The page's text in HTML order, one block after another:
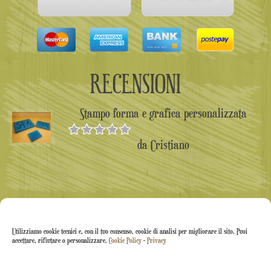
Utilizziamo cookie tecnici e, con il tuo consenso, cookie di analisi per migliorare il sito. Puoi
accettare, rifiutare o personalizzare. Cookie Policy - Privacy
RECENSIONI
Stampo forma e grafica personalizzata
Valutato5
su 5
da Cristiano